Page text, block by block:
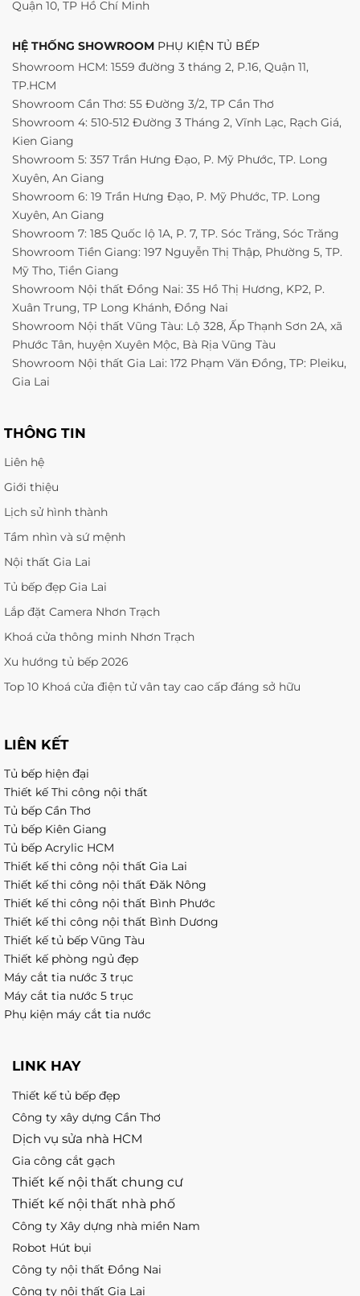
Quận 10, TP Hồ Chí Minh
HỆ THỐNG SHOWROOM PHỤ KIỆN TỦ BẾP
Showroom HCM: 1559 đường 3 tháng 2, P.16, Quận 11,
TP.HCM
Showroom Cần Thơ: 55 Đường 3/2, TP Cần Thơ
Showroom 4: 510-512 Đường 3 Tháng 2, Vĩnh Lạc, Rạch Giá,
Kien Giang
Showroom 5: 357 Trần Hưng Đạo, P. Mỹ Phước, TP. Long
Xuyên, An Giang
Showroom 6: 19 Trần Hưng Đạo, P. Mỹ Phước, TP. Long
Xuyên, An Giang
Showroom 7: 185 Quốc lộ 1A, P. 7, TP. Sóc Trăng, Sóc Trăng
Showroom Tiền Giang: 197 Nguyễn Thị Thập, Phường 5, TP.
Mỹ Tho, Tiền Giang
Showroom Nội thất Đồng Nai: 35 Hồ Thị Hương, KP2, P.
Xuân Trung, TP Long Khánh, Đồng Nai
Showroom Nội thất Vũng Tàu: Lộ 328, Ấp Thạnh Sơn 2A, xã
Phước Tân, huyện Xuyên Mộc, Bà Rịa Vũng Tàu
Showroom Nội thất Gia Lai: 172 Phạm Văn Đồng, TP: Pleiku,
Gia Lai
THÔNG TIN
Liên hệ
Giới thiệu
Lịch sử hình thành
Tầm nhìn và sứ mệnh
Nội thất Gia Lai
Tủ bếp đẹp Gia Lai
Lắp đặt Camera Nhơn Trạch
Khoá cửa thông minh Nhơn Trạch
Xu hướng tủ bếp 2026
Top 10 Khoá cửa điện tử vân tay cao cấp đáng sở hữu
LIÊN KẾT
Tủ bếp hiện đại
Thiết kế Thi công nội thất
Tủ bếp Cần Thơ
Tủ bếp Kiên Giang
Tủ bếp Acrylic HCM
Thiết kế thi công nội thất Gia Lai
Thiết kế thi công nội thất Đăk Nông
Thiết kế thi công nội thất Bình Phước
Thiết kế thi công nội thất Bình Dương
Thiết kế tủ bếp Vũng Tàu
Thiết kế phòng ngủ đẹp
Máy cắt tia nước 3 trục
Máy cắt tia nước 5 trục
Phụ kiện máy cắt tia nước
LINK HAY
Thiết kế tủ bếp đẹp
Công ty xây dựng Cần Thơ
Dịch vụ sửa nhà HCM
Gia công cắt gạch
Thiết kế nội thất chung cư
Thiết kế nội thất nhà phố
Công ty Xây dựng nhà miền Nam
Robot Hút bụi
Công ty nội thất Đồng Nai
Công ty nội thất Gia Lai